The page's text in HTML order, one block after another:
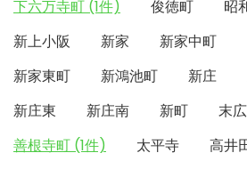
下六万寺町 (1件) 俊徳町 昭
新上小阪
新家 新家中町
新家東町
新鴻池町 新庄
新庄東
新庄南 新町 末
善根寺町 (1件)
太平寺 高井